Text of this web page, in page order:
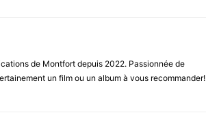
de Montfort depuis 2022. Passionnée de
un film ou un album à vous recommander!